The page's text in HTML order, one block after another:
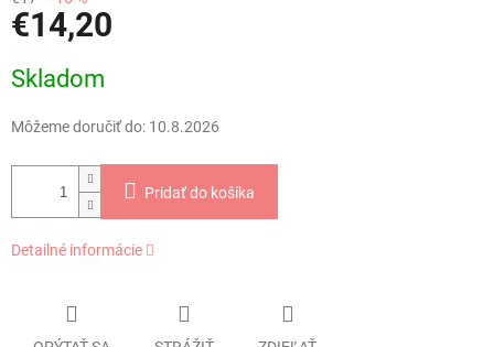
€14,20
cena:
Skladom
Môžeme doručiť do: 10.8.2026
Pridať do košíka
Detailné informácie